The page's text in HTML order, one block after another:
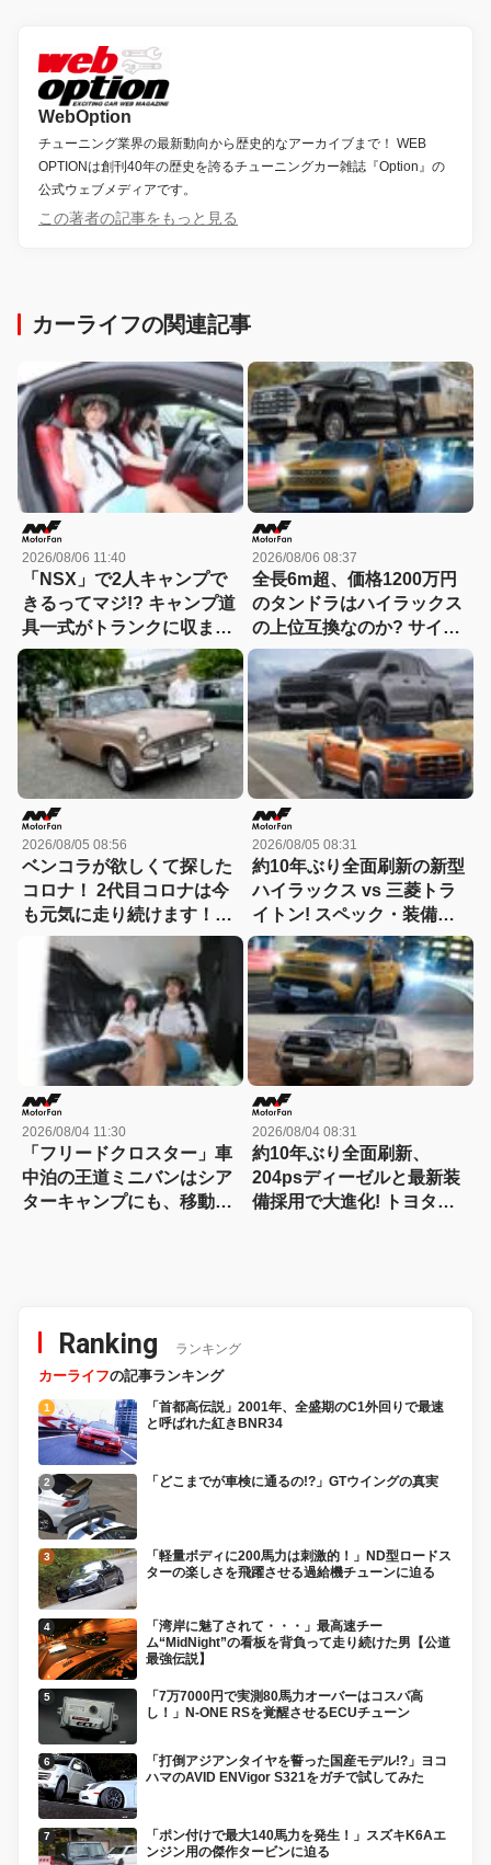
WebOption
チューニング業界の最新動向から歴史的なアーカイブまで！ WEB
OPTIONは創刊40年の歴史を誇るチューニングカー雑誌『Option』の
公式ウェブメディアです。
この著者の記事をもっと見る
カーライフの関連記事
2026/08/06 11:40
「NSX」で2人キャンプで
きるってマジ!? キャンプ道
具一式がトランクに収まっ
た！「シビックRS」なら
車中泊もできる【Hondaキ
ャンプ】
2026/08/06 08:37
全長6m超、価格1200万円
のタンドラはハイラックス
の上位互換なのか? サイ
ズ・装備・走り・価格を徹
底比較して分かった決定的
な違い 【新型ハイラックス
徹底比較】
2026/08/05 08:56
ベンコラが欲しくて探した
コロナ！ 2代目コロナは今
も元気に走り続けます！
【花見の里で感謝の集いや
ります！】
2026/08/05 08:31
約10年ぶり全面刷新の新型
ハイラックス vs 三菱トラ
イトン! スペック・装備・
価格を比較、勝った点/惜し
い点を徹底検証! 【新型ハ
イラックス 徹底比較】
2026/08/04 11:30
「フリードクロスター」車
中泊の王道ミニバンはシア
ターキャンプにも、移動オ
2026/08/04 08:31
約10年ぶり全面刷新、
204psディーゼルと最新装
備採用で大進化! トヨタ新
Ranking ランキング
カーライフの記事ランキング
「首都高伝説」2001年、全盛期のC1外回りで最速
と呼ばれた紅きBNR34
「どこまでが車検に通るの!?」GTウイングの真実
「軽量ボディに200馬力は刺激的！」ND型ロードス
ターの楽しさを飛躍させる過給機チューンに迫る
「湾岸に魅了されて・・・」最高速チー
ム“MidNight”の看板を背負って走り続けた男【公道
最強伝説】
「7万7000円で実測80馬力オーバーはコスパ高
し！」N-ONE RSを覚醒させるECUチューン
「打倒アジアンタイヤを誓った国産モデル!?」ヨコ
ハマのAVID ENVigor S321をガチで試してみた
「ポン付けで最大140馬力を発生！」スズキK6Aエ
ンジン用の傑作タービンに迫る